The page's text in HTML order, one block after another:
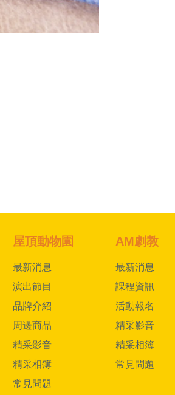
屋頂動物園
最新消息
演出節目
品牌介紹
周邊商品
精采影音
精采相簿
常見問題
AM劇教
最新消息
課程資訊
活動報名
精采影音
精采相簿
常見問題